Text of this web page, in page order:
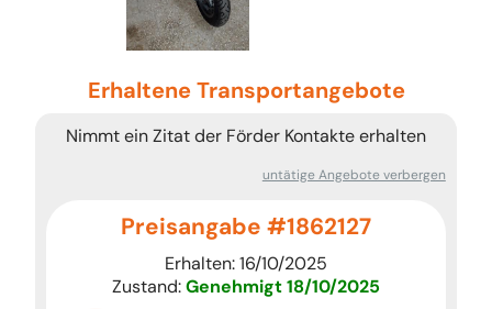
Erhaltene Transportangebote
Nimmt ein Zitat der Förder Kontakte erhalten
untätige Angebote verbergen
Preisangabe #1862127
Erhalten: 16/10/2025
Zustand:Genehmigt18/10/2025